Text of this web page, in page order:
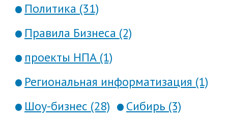
Политика (31)
Правила Бизнеса (2)
проекты НПА (1)
Региональная информатизация (1)
Шоу-бизнес (28)
Сибирь (3)